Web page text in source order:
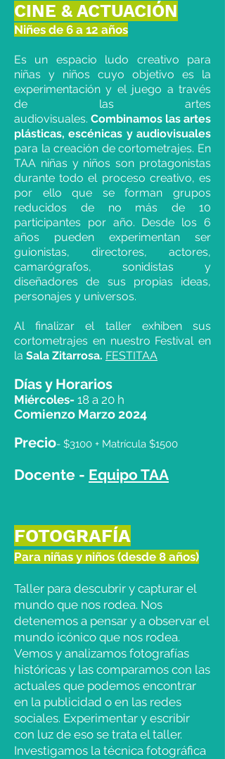
CINE & ACTUACIÓN
Niñes de 6 a 12 años
Es un espacio ludo creativo para
niñas y niños cuyo objetivo es la
experimentación y el juego a través
de las artes
audiovisuales. Combinamos las artes
plásticas, escénicas y audiovisuales
para la creación de cortometrajes. En
TAA niñas y niños son protagonistas
durante todo el proceso creativo, es
por ello que se forman grupos
reducidos de no más de 10
participantes por año. Desde los 6
años pueden experimentan ser
guionistas, directores, actores,
camarógrafos, sonidistas y
diseñadores de sus propias ideas,
personajes y universos.
Al finalizar el taller exhiben sus
cortometrajes en nuestro Festival en
la Sala Zitarrosa. FESTITAA
Días y Horarios
Miércoles- 18 a 20 h
Comienzo Marzo 2024
Precio- $3100 + Matrícula $1500
Docente - Equipo TAA
FOTOGRAFÍA
Para niñas y niños (desde 8 años)
Taller para descubrir y capturar el
mundo que nos rodea. Nos
detenemos a pensar y a observar el
mundo icónico que nos rodea.
Vemos y analizamos fotografías
históricas y las comparamos con las
actuales que podemos encontrar
en la publicidad o en las redes
sociales. Experimentar y escribir
con luz de eso se trata el taller.
Investigamos la técnica fotográfica